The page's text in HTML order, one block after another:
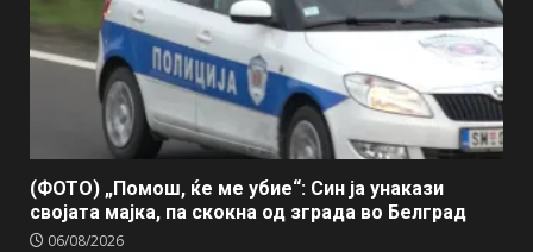
(ФОТО) „Помош, ќе ме убие“: Син ја унакази
својата мајка, па скокна од зграда во Белград
06/08/2026